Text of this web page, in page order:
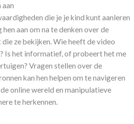
die je je kind kunt aanleren
aan om na te denken over de
ze bekijken. Wie heeft de video
Is het informatief, of probeert het me
Vragen stellen over de
kan hen helpen om te navigeren
online wereld en manipulatieve
te herkennen.